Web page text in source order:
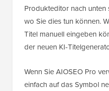
Produkteditor nach unten
wo Sie dies tun können.
Titel manuell eingeben
der neuen KI-
Wenn Sie AIOSEO Pro
einfach auf das Symbol